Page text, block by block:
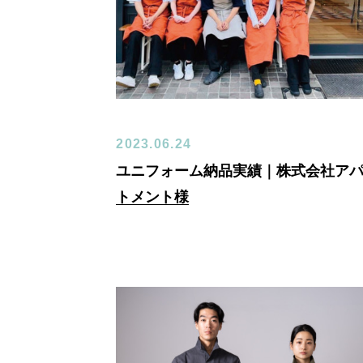
ユニフォーム納品実績｜株式会社ア
トメント様
2023.06.24